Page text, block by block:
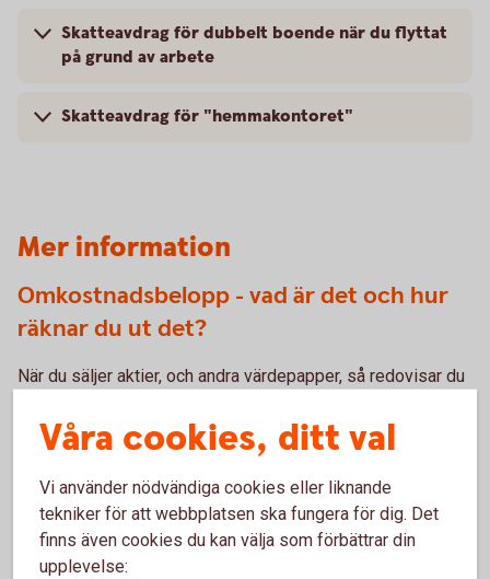
Skatteavdrag för dubbelt boende när du flyttat
på grund av arbete
Skatteavdrag för "hemmakontoret"
Mer information
Omkostnadsbelopp - vad är det och hur
räknar du ut det?
När du säljer aktier, och andra värdepapper, så redovisar du
räkna ut och fylla i omkostnadsbeloppet för din försäljning.
anskaffningsutgifter - oftast det belopp du sammanlagt har
betalat för dina värdepapper. Du behöver ditt
försäljningspris och ditt omkostnadsbelopp när du ska
Våra cookies, ditt val
Vi använder nödvändiga cookies eller liknande
tekniker för att webbplatsen ska fungera för dig. Det
finns även cookies du kan välja som förbättrar din
upplevelse: